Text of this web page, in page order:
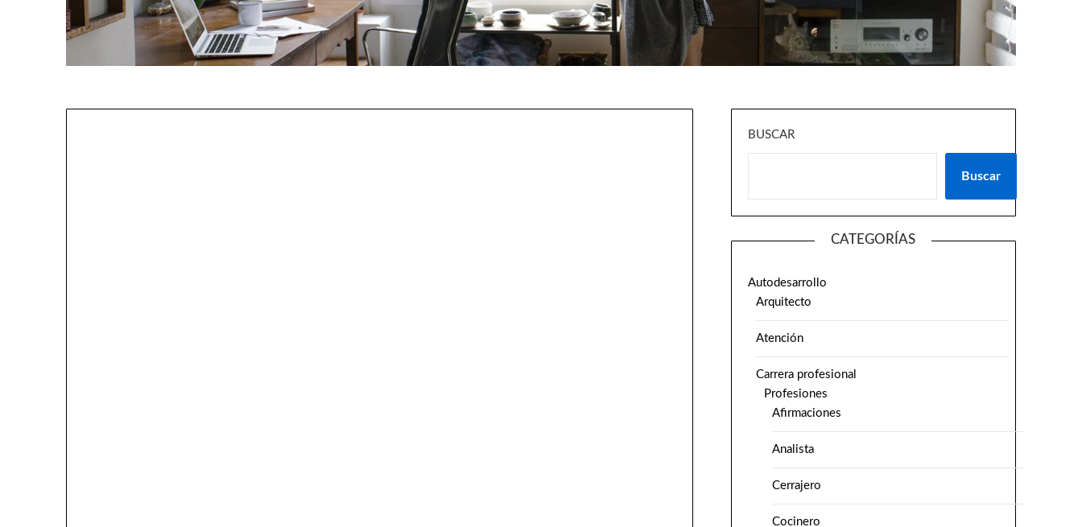
BUSCAR
Buscar
CATEGORÍAS
Autodesarrollo
Arquitecto
Atención
Carrera profesional
Profesiones
Afirmaciones
Analista
Cerrajero
Cocinero